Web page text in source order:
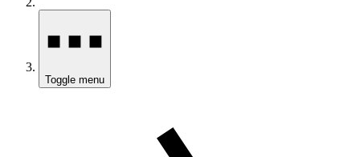
Toggle menu